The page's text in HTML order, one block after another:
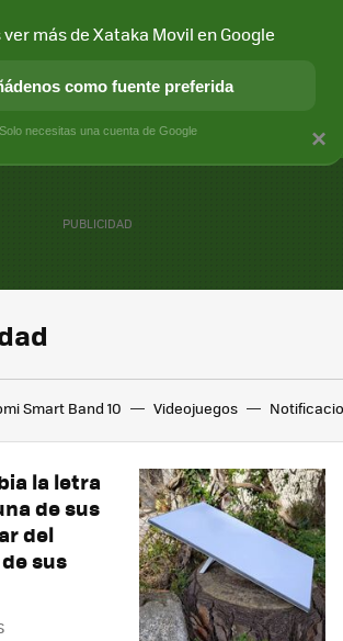
MÓVIL Y SOCIEDAD APLICACIONES
Smart Band 10 Videojuegos
la letra
de sus
del
sus
×
ver más de Xataka Movil en Google
como fuente preferida
Solo necesitas una cuenta de Google